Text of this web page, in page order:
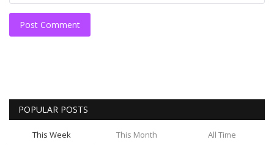
Post Comment
POPULAR POSTS
This Week This Month All Time